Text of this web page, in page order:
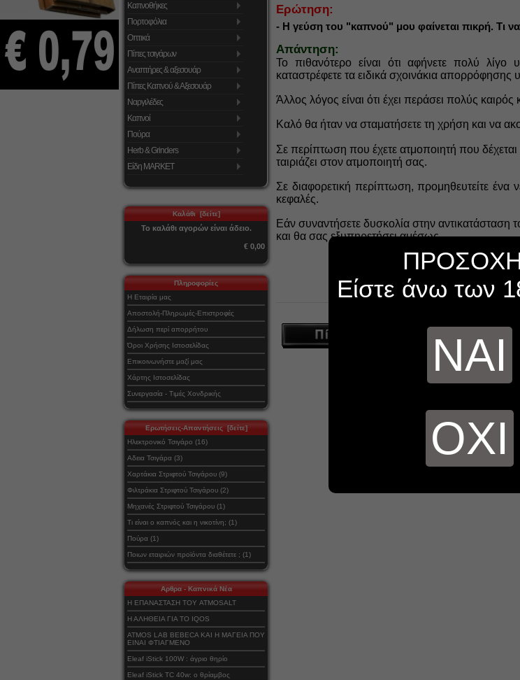
Καπνοθήκες
Πορτοφόλια
Οπτικά
Πίπες τσιγάρων
Αναπτήρες & αξεσουάρ
Πίπες Καπνού & Αξεσουάρ
Ναργιλέδες
Καπνοί
Πούρα
Herb & Grinders
Είδη MARKET
Καλάθι [δείτε]
Το καλάθι αγορών είναι άδειο.
€ 0,00
Πληροφορίες
Η Εταιρία μας
Αποστολή-Πληρωμές-Επιστροφές
Δήλωση περί απορρήτου
Όροι Χρήσης Ιστοσελίδας
Επικοινωνήστε μαζί μας
Χάρτης Ιστοσελίδας
Συνεργασία - Τιμές Χονδρικής
Ερωτήσεις-Απαντήσεις [δείτε]
Ηλεκτρονικό Τσιγάρο (16)
Αδεια Τσιγάρα (3)
Χαρτάκια Στριφτού Τσιγάρου (9)
Φιλτράκια Στριφτού Τσιγάρου (2)
Μηχανές Στριφτού Τσιγάρου (1)
Τι είναι ο καπνός και η νικοτίνη; (1)
Πούρα (1)
Ποιων εταιριών προϊόντα διαθέτετε ; (1)
Αρθρα - Καπνικά Νέα
Η ΕΠΑΝΑΣΤΑΣΗ ΤΟΥ ATMOSALT
Η ΑΛΗΘΕΙΑ ΓΙΑ ΤΟ IQOS
ATMOS LAB BEBECA ΚΑΙ Η ΜΑΓΕΙΑ ΠΟΥ
ΕΙΝΑΙ ΦΤΙΑΓΜΕΝΟ
Eleaf iStick 100W : άγριο θηρίο
Eleaf iStick TC 40w: ο θρίαμβος
Ερώτηση:
- Η γεύση του "καπνού" μου φαίνεται πικρή. Τι
Απάντηση:
Το πιθανότερο είναι ότι αφήνετε πολύ λίγο
καταστρέφετε τα ειδικά σχοινάκια απορρόφησης
Άλλος λόγος είναι ότι έχει περάσει πολύς καιρός
Καλό θα ήταν να σταματήσετε τη χρήση και να
Σε περίπτωση που έχετε ατμοποιητή που δέχεται
ταιριάζει στον ατμοποιητή σας.
Σε διαφορετική περίπτωση,προμηθευτείτε ένα
κεφαλές.
Εάν συναντήσετε δυσκολία στην αντικατάσταση
και θα σας εξυπηρετήσει αμέσως.
Ερώτηση 3/
Είστε άνω των
ΝΑΙ
ΟΧΙ